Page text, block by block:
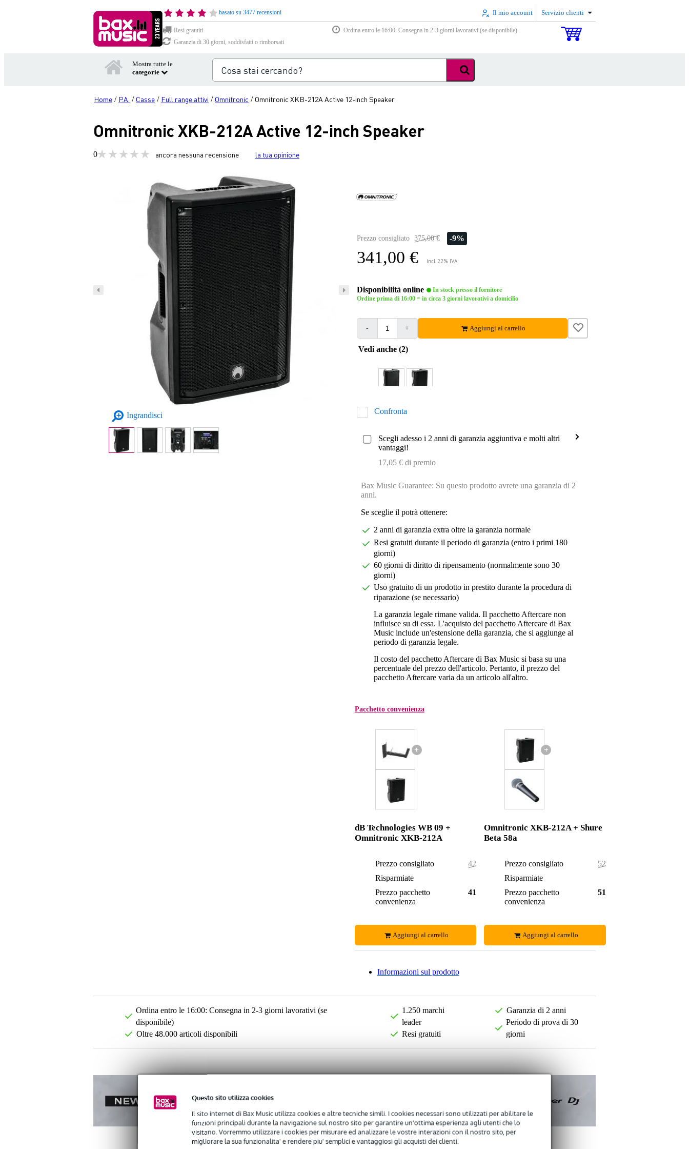
Questo sito utilizza cookies
Il sito internet di Bax Music utilizza cookies e altre tecniche simili. I cookies necessari sono utilizzati per abilitare le
funzioni principali durante la navigazione sul nostro sito per garantire un'ottima esperienza agli utenti che lo
visitano. Vorremmo utilizzare i cookies per misurare ed analizzare le vostre interazioni con il nostro sito, per
migliorare la sua funzionalita' e rendere piu' semplici e vantaggiosi gli acquisti dei clienti.
basato su 3477 recensioni Il mio account Servizio clienti
Resi gratuiti
Ordina entro le 16:00: Consegna in 2-3 giorni lavorativi (se disponibile)
Garanzia di 30 giorni, soddisfatti o rimborsati
Mostra tutte le
categorie
Home / P.A. / Casse / Full range attivi / Omnitronic / Omnitronic XKB-212A Active 12-inch Speaker
Omnitronic XKB-212A Active 12-inch Speaker
0 ancora nessuna recensione la tua opinione
Ingrandisci
Prezzo consigliato 375,00 € -9%
341,00 € incl. 22% IVA
Disponibilità online
In stock presso il fornitore
Ordine prima di 16:00 = in circa 3 giorni lavorativi a domicilio
- + Aggiungi al carrello
Vedi anche (2)
Confronta
Scegli adesso i 2 anni di garanzia aggiuntiva e molti altri
vantaggi!
17,05 € di premio
Bax Music Guarantee: Su questo prodotto avrete una garanzia di 2
anni.
Se sceglie il potrà ottenere:
2 anni di garanzia extra oltre la garanzia normale
Resi gratuiti durante il periodo di garanzia (entro i primi 180
giorni)
60 giorni di diritto di ripensamento (normalmente sono 30
giorni)
Uso gratuito di un prodotto in prestito durante la procedura di
riparazione (se necessario)
La garanzia legale rimane valida. Il pacchetto Aftercare non
influisce su di essa. L'acquisto del pacchetto Aftercare di Bax
Music include un'estensione della garanzia, che si aggiunge al
periodo di garanzia legale.
Il costo del pacchetto Aftercare di Bax Music si basa su una
percentuale del prezzo dell'articolo. Pertanto, il prezzo del
pacchetto Aftercare varia da un articolo all'altro.
Pacchetto convenienza
+
dB Technologies WB 09 +
Omnitronic XKB-212A
Prezzo consigliato
424,00 €
Risparmiate
Prezzo pacchetto
convenienza
416,00 €
Aggiungi al carrello
+
Omnitronic XKB-212A + Shure
Beta 58a
Prezzo consigliato
522,00 €
Risparmiate
Prezzo pacchetto
convenienza
517,00 €
Aggiungi al carrello
Informazioni sul prodotto
Ordina entro le 16:00: Consegna in 2-3 giorni lavorativi (se
disponibile)
Oltre 48.000 articoli disponibili
1.250 marchi
leader
Resi gratuiti
Garanzia di 2 anni
Periodo di prova di 30
giorni